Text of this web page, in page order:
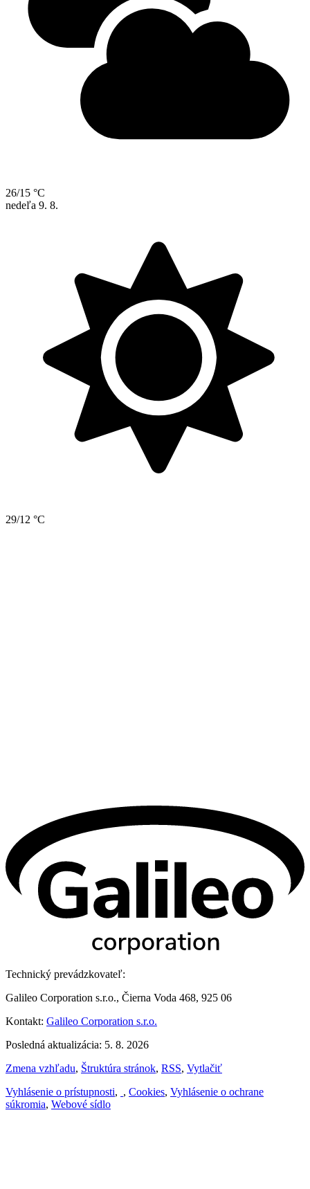
26/15 °C
nedeľa 9. 8.
29/12 °C
Technický prevádzkovateľ:
Galileo Corporation s.r.o., Čierna Voda 468, 925 06
Kontakt: Galileo Corporation s.r.o.
Posledná aktualizácia: 5. 8. 2026
Zmena vzhľadu, Štruktúra stránok, RSS, Vytlačiť
Vyhlásenie o prístupnosti, , Cookies, Vyhlásenie o ochrane
súkromia, Webové sídlo